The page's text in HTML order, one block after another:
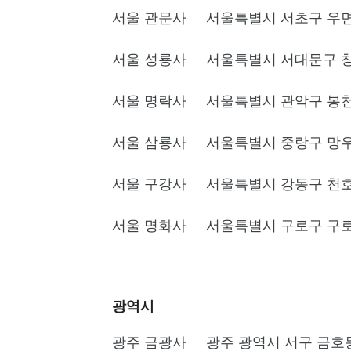
서울 관문사 서울특별시 서초구 우
서울 성룡사 서울특별시 서대문구
서울 명락사 서울특별시 관악구 봉
서울 삼룡사 서울특별시 중랑구 망
서울 구강사 서울특별시 강동구 천
서울 명화사 서울특별시 구로구 구
광역시
광주 금광사 광주 광역시 서구 금호